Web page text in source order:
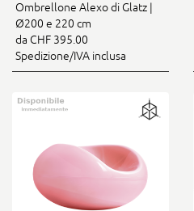
Ombrellone Alexo di Glatz |
Ø200 e 220 cm
da CHF 395.00
Spedizione/IVA inclusa